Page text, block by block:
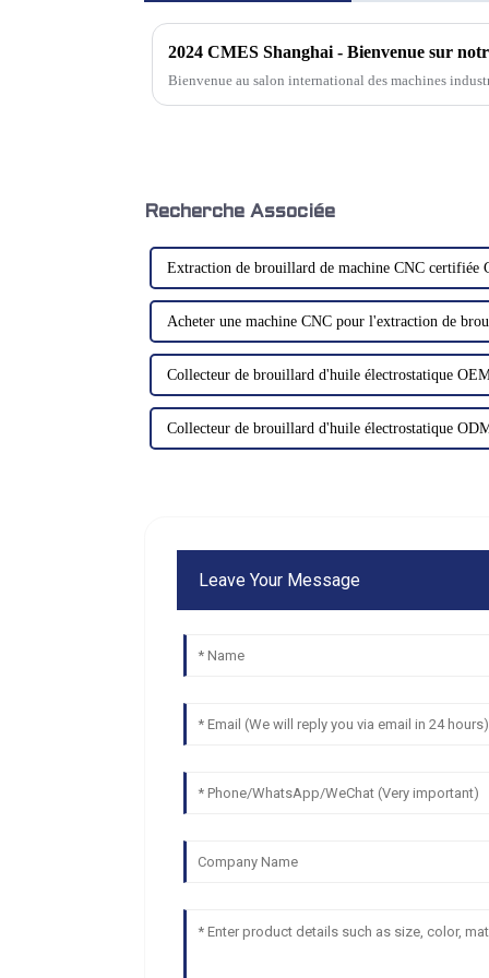
2024 CMES Shanghai - Bienvenue sur
Bienvenue au salon international des machines
Recherche Associée
Extraction de brouillard de machine CNC certifiée
Acheter une machine CNC pour l'extraction de
Collecteur de brouillard d'huile électrostatique
Collecteur de brouillard d'huile électrostatique
Leave Your Message